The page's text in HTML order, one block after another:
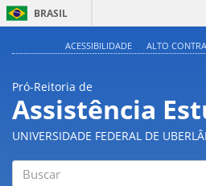
BRASIL
ACESSIBILIDADE ALTO
Pró-Reitoria de
Assistência
UNIVERSIDADE FEDERAL DE